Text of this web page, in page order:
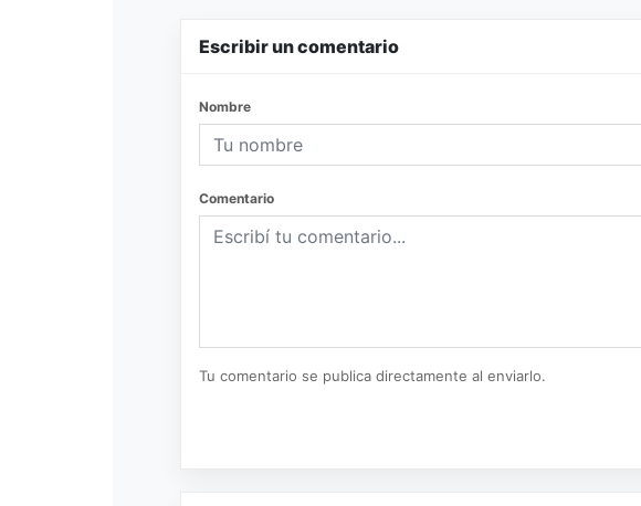
Escribir un comentario
Nombre
Comentario
Tu comentario se publica directamente al enviarlo.